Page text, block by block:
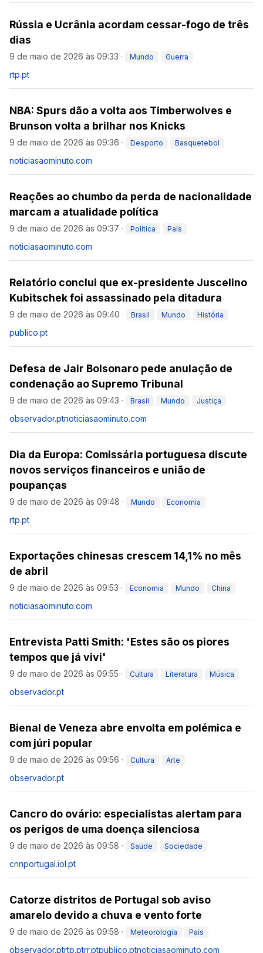
Rússia e Ucrânia acordam cessar-fogo de três
dias
9 de maio de 2026 às 09:33 · Mundo Guerra
rtp.pt
NBA: Spurs dão a volta aos Timberwolves e
Brunson volta a brilhar nos Knicks
9 de maio de 2026 às 09:36 · Desporto Basquetebol
noticiasaominuto.com
Reações ao chumbo da perda de nacionalidade
marcam a atualidade política
9 de maio de 2026 às 09:37 · Política País
noticiasaominuto.com
Relatório conclui que ex-presidente Juscelino
Kubitschek foi assassinado pela ditadura
9 de maio de 2026 às 09:40 · Brasil Mundo História
publico.pt
Defesa de Jair Bolsonaro pede anulação de
condenação ao Supremo Tribunal
9 de maio de 2026 às 09:43 · Brasil Mundo Justiça
observador.ptnoticiasaominuto.com
Dia da Europa: Comissária portuguesa discute
novos serviços financeiros e união de
poupanças
9 de maio de 2026 às 09:48 · Mundo Economia
rtp.pt
Exportações chinesas crescem 14,1% no mês
de abril
9 de maio de 2026 às 09:53 · Economia Mundo China
noticiasaominuto.com
Entrevista Patti Smith: 'Estes são os piores
tempos que já vivi'
9 de maio de 2026 às 09:55 · Cultura Literatura Música
observador.pt
Bienal de Veneza abre envolta em polémica e
com júri popular
9 de maio de 2026 às 09:56 · Cultura Arte
observador.pt
Cancro do ovário: especialistas alertam para
os perigos de uma doença silenciosa
9 de maio de 2026 às 09:58 · Saúde Sociedade
cnnportugal.iol.pt
Catorze distritos de Portugal sob aviso
amarelo devido a chuva e vento forte
9 de maio de 2026 às 09:58 · Meteorologia País
observador.ptrtp.ptrr.ptpublico.ptnoticiasaominuto.com